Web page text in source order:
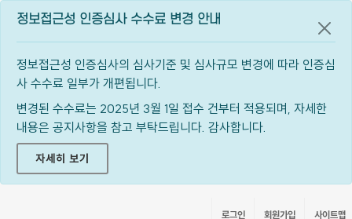
정보접근성 인증심사 수수료 변경 안내
정보접근성 인증심사의 심사기준 및 심사규모 변경에 따라 인증심
사 수수료 일부가 개편됩니다.
변경된 수수료는 2025년 3월 1일 접수 건부터 적용되며, 자세한
내용은 공지사항을 참고 부탁드립니다. 감사합니다.
자세히 보기
공지
로그인 회원가입 사이트맵